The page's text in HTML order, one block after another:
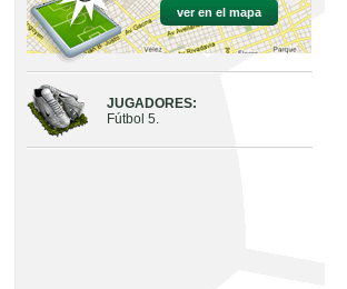
ver en el mapa
JUGADORES:
Fútbol 5.